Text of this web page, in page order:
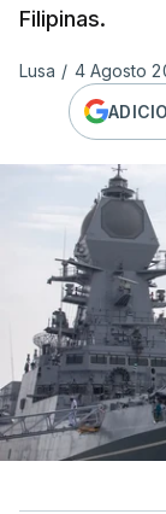
Filipinas.
Lusa / 4 Agosto